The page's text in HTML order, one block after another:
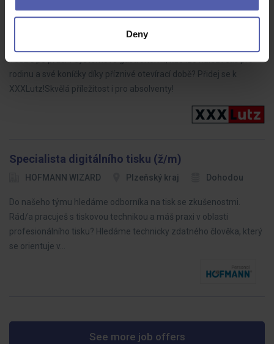
Deny
Čestlice
Praha - Čestlice
Toužíš po práci v systémové gastronomii, kde lze nalézt čas pro
rodinu a své koníčky díky příznivé otevírací době? Přidej se k
XXXLutz!Skvělá příležitost i pro absolventy!
Specialista digitálního tisku (ž/m)
HOFMANN WIZARD Plzeňský kraj Dohodou
Do našeho týmu hledáme odborníka na tisk se zkušenostmi.
Rád/a pracuješ s tiskovou technikou a máš praxi v oblasti
profesionálního tisku? Hledáme technicky zdatného člověka, který
se orientuje v…
See more job offers